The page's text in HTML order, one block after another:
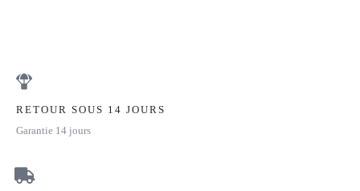
RETOUR SOUS 14 JOURS
Garantie 14 jours